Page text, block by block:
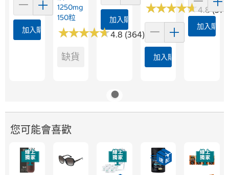
加入購物車
1250mg
150粒
★★★★★
★★★★★4.8 (364)
缺貨
加入購物車
★★★★★
★★★★★4.8
加入購物車
加入購物
您可能會喜歡